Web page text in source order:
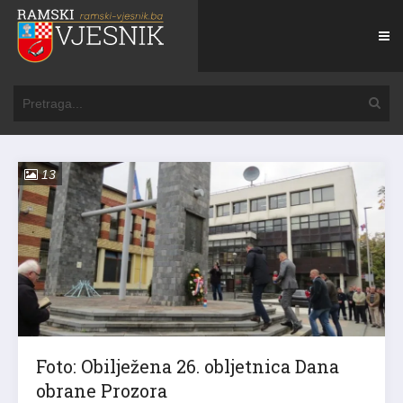
13
Foto: Obilježena 26. obljetnica Dana
obrane Prozora